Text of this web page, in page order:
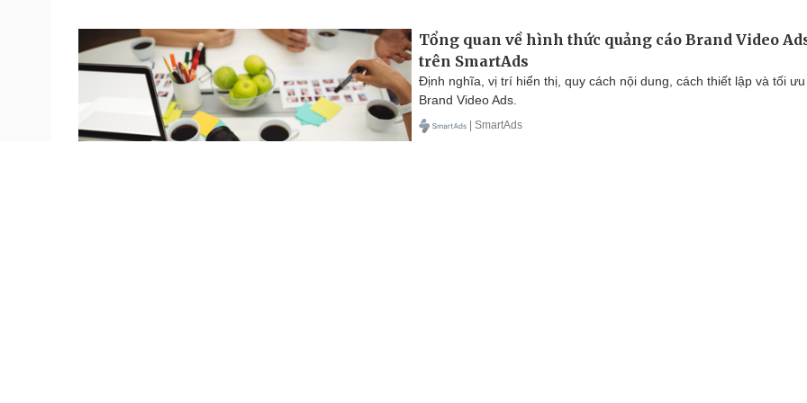
Tổng quan về hình thức quảng cáo Brand Video
trên SmartAds
Định nghĩa, vị trí hiển thị, quy cách nội dung, cách thiết lập và tối ưu
Brand Video Ads.
| SmartAds